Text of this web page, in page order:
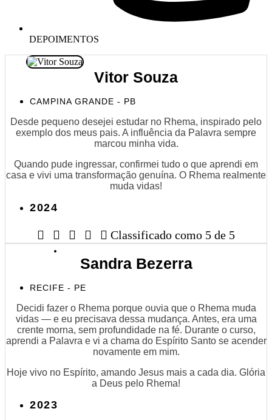
DEPOIMENTOS
Vitor Souza
CAMPINA GRANDE - PB
Desde pequeno desejei estudar no Rhema, inspirado pelo
exemplo dos meus pais. A influência da Palavra sempre
marcou minha vida.
Quando pude ingressar, confirmei tudo o que aprendi em
casa e vivi uma transformação genuína. O Rhema realmente
muda vidas!
2024
     Classificado como 5 de 5
Sandra Bezerra
RECIFE - PE
Decidi fazer o Rhema porque ouvia que o Rhema muda
vidas — e eu precisava dessa mudança. Antes, era uma
crente morna, sem profundidade na fé. Durante o curso,
aprendi a Palavra e vi a chama do Espírito Santo se acender
novamente em mim.
Hoje vivo no Espírito, amando Jesus mais a cada dia. Glória
a Deus pelo Rhema!
2023